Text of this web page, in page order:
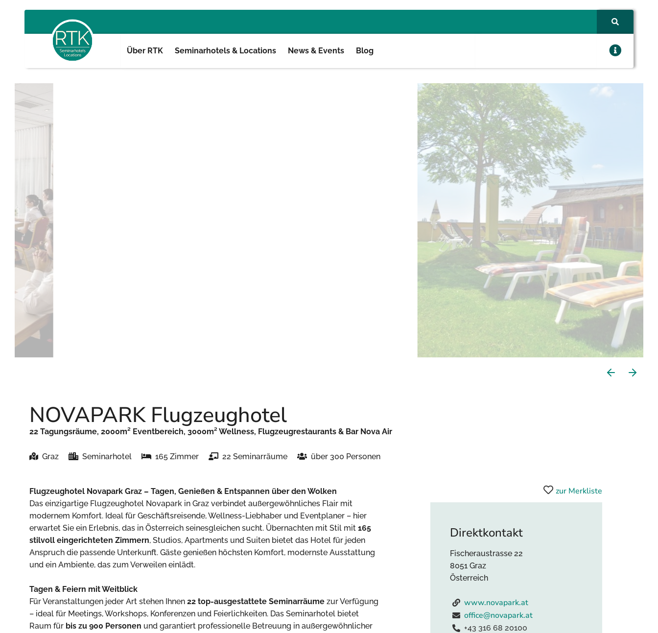
Über RTK Seminarhotels & Locations News & Events Blog
NOVAPARK Flugzeughotel
22 Tagungsräume, 2000m² Eventbereich, 3000m² Wellness, Flugzeugrestaurants & Bar Nova Air
Graz Seminarhotel 165 Zimmer 22 Seminarräume über 300 Personen
Flugzeughotel Novapark Graz – Tagen, Genießen & Entspannen über den Wolken
Das einzigartige Flugzeughotel Novapark in Graz verbindet außergewöhnliches Flair mit
modernem Komfort. Ideal für Geschäftsreisende, Wellness-Liebhaber und Eventplaner – hier
erwartet Sie ein Erlebnis, das in Österreich seinesgleichen sucht. Übernachten mit Stil mit 165
stilvoll eingerichteten Zimmern, Studios, Apartments und Suiten bietet das Hotel für jeden
Anspruch die passende Unterkunft. Gäste genießen höchsten Komfort, modernste Ausstattung
und ein Ambiente, das zum Verweilen einlädt.
Tagen & Feiern mit Weitblick
Für Veranstaltungen jeder Art stehen Ihnen 22 top-ausgestattete Seminarräume zur Verfügung
– ideal für Meetings, Workshops, Konferenzen und Feierlichkeiten. Das Seminarhotel bietet
Raum für bis zu 900 Personen und garantiert professionelle Betreuung in außergewöhnlicher
zur Merkliste
Direktkontakt
Fischeraustrasse 22
8051 Graz
Österreich
www.novapark.at
office@novapark.at
+43 316 68 20100